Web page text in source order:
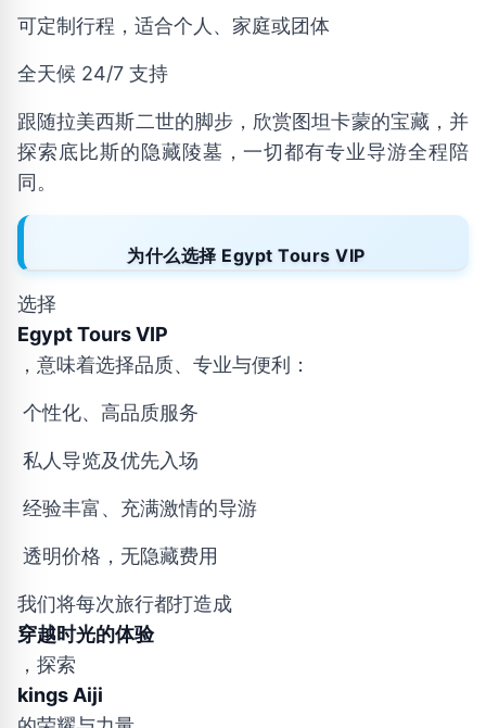
可定制行程，适合个人、家庭或团体
全天候 24/7 支持
跟随拉美西斯二世的脚步，欣赏图坦卡蒙的宝藏，并
探索底比斯的隐藏陵墓，一切都有专业导游全程陪
同。
为什么选择 Egypt Tours VIP
选择
Egypt Tours VIP
，意味着选择品质、专业与便利：
个性化、高品质服务
私人导览及优先入场
经验丰富、充满激情的导游
透明价格，无隐藏费用
我们将每次旅行都打造成
穿越时光的体验
，探索
kings Aiji